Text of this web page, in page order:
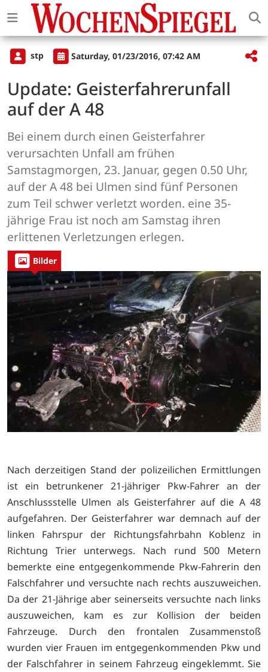
stp Saturday, 01/23/2016, 07:42 AM
Update: Geisterfahrerunfall
auf der A 48
Bei einem durch einen Geisterfahrer
verursachten Unfall am frühen
Samstagmorgen, 23. Januar, gegen 0.50 Uhr,
auf der A 48 bei Ulmen sind fünf Personen
zum Teil schwer verletzt worden. eine 35-
jährige Frau ist noch am Samstag ihren
erlittenen Verletzungen erlegen.
Bilder
Nach derzeitigen Stand der polizeilichen Ermittlungen
ist ein betrunkener 21-jähriger Pkw-Fahrer an der
Anschlussstelle Ulmen als Geisterfahrer auf die A 48
aufgefahren. Der Geisterfahrer war demnach auf der
linken Fahrspur der Richtungsfahrbahn Koblenz in
Richtung Trier unterwegs. Nach rund 500 Metern
bemerkte eine entgegenkommende Pkw-Fahrerin den
Falschfahrer und versuchte nach rechts auszuweichen.
Da der 21-Jährige aber seinerseits versuchte nach links
auszuweichen, kam es zur Kollision der beiden
Fahrzeuge. Durch den frontalen Zusammenstoß
wurden vier Frauen im entgegenkommenden Pkw und
der Falschfahrer in seinem Fahrzeug eingeklemmt. Sie